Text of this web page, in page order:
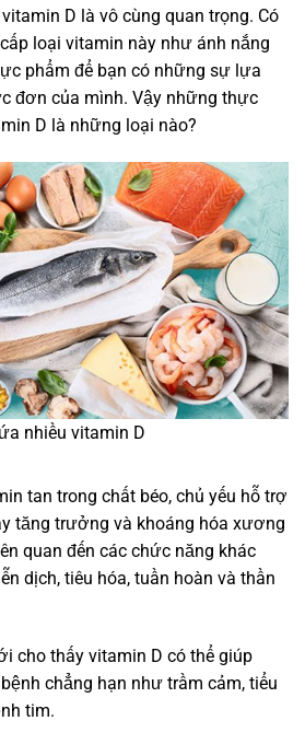
D là vô cùng quan trọng. Có
loại vitamin này như ánh nắng
phẩm để bạn có những sự lựa
đơn của mình. Vậy những thực
D là những loại nào?
nhiều vitamin D
tan trong chất béo, chủ yếu hỗ trợ
tăng trưởng và khoáng hóa xương
quan đến các chức năng khác
dịch, tiêu hóa, tuần hoàn và thần
cho thấy vitamin D có thể giúp
chẳng hạn như trầm cảm, tiểu
tim.